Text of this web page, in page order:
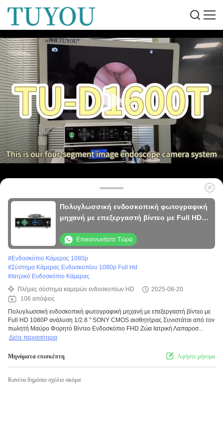
Πολυγλωσσική ενδοσκοπική φωτογραφική
μηχανή με επεξεργαστή βίντεο με Full HD
αισθητήρας
Επικοινωνήστε Τώρα
#Ενδοσκόπιο Κάμερας 1080p
#Σύστημα Κάμερας Ενδοσκοπίου 1080p Full Hd
# Ιατρικό Ενδοσκόπιο Κάμερας
Πλήρες σύστημα καμερών ενδοσκοπίων HD
2025-08-20
106 απόψεις
Πολυγλωσσική ενδοσκοπική φωτογραφική μηχανή με επεξεργαστή βίντεο με
Full HD 1080P ανάλυση 1/2.8 " SONY CMOS αισθητήρας Συνιστάται από τον
πωλητή Μαύρο Φορητό Βίντεο Ενδοσκόπιο FHD Ζώα Ιατρική Λαπαροσ...
Δείτε περισσότερα
Μηνύματα επισκέπτη Αφήστε μήνυμα
Κανένα δημόσιο σχόλιο ακόμα